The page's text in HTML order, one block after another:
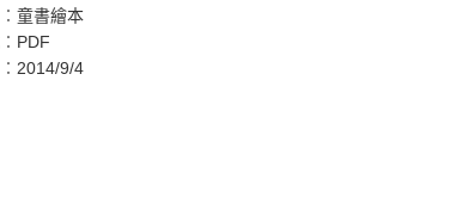
童書繪本
PDF
2014/9/4